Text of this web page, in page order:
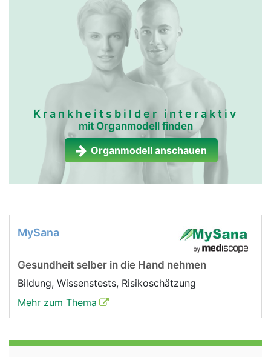
Krankheitsbilder interaktiv
mit Organmodell finden
Organmodell anschauen
MySana
Gesundheit selber in die Hand nehmen
Bildung, Wissenstests, Risikoschätzung
Mehr zum Thema